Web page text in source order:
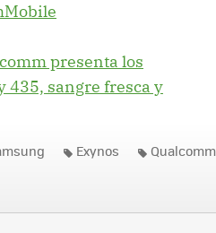
presenta los
435, sangre fresca y
Exynos Qualcomm